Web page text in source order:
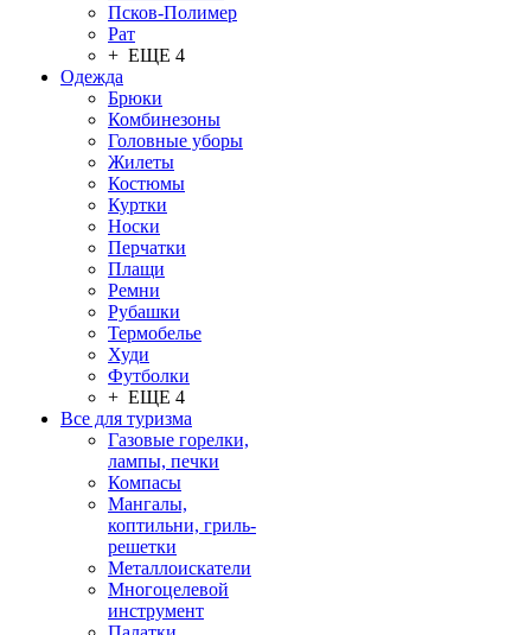
Псков-Полимер
Рат
+ ЕЩЕ 4
Одежда
Брюки
Комбинезоны
Головные уборы
Жилеты
Костюмы
Куртки
Носки
Перчатки
Плащи
Ремни
Рубашки
Термобелье
Худи
Футболки
+ ЕЩЕ 4
Все для туризма
Газовые горелки,
лампы, печки
Компасы
Мангалы,
коптильни, гриль-
решетки
Металлоискатели
Многоцелевой
инструмент